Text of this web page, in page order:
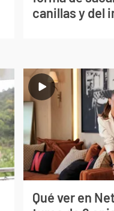
canillas y del
Qué ver en